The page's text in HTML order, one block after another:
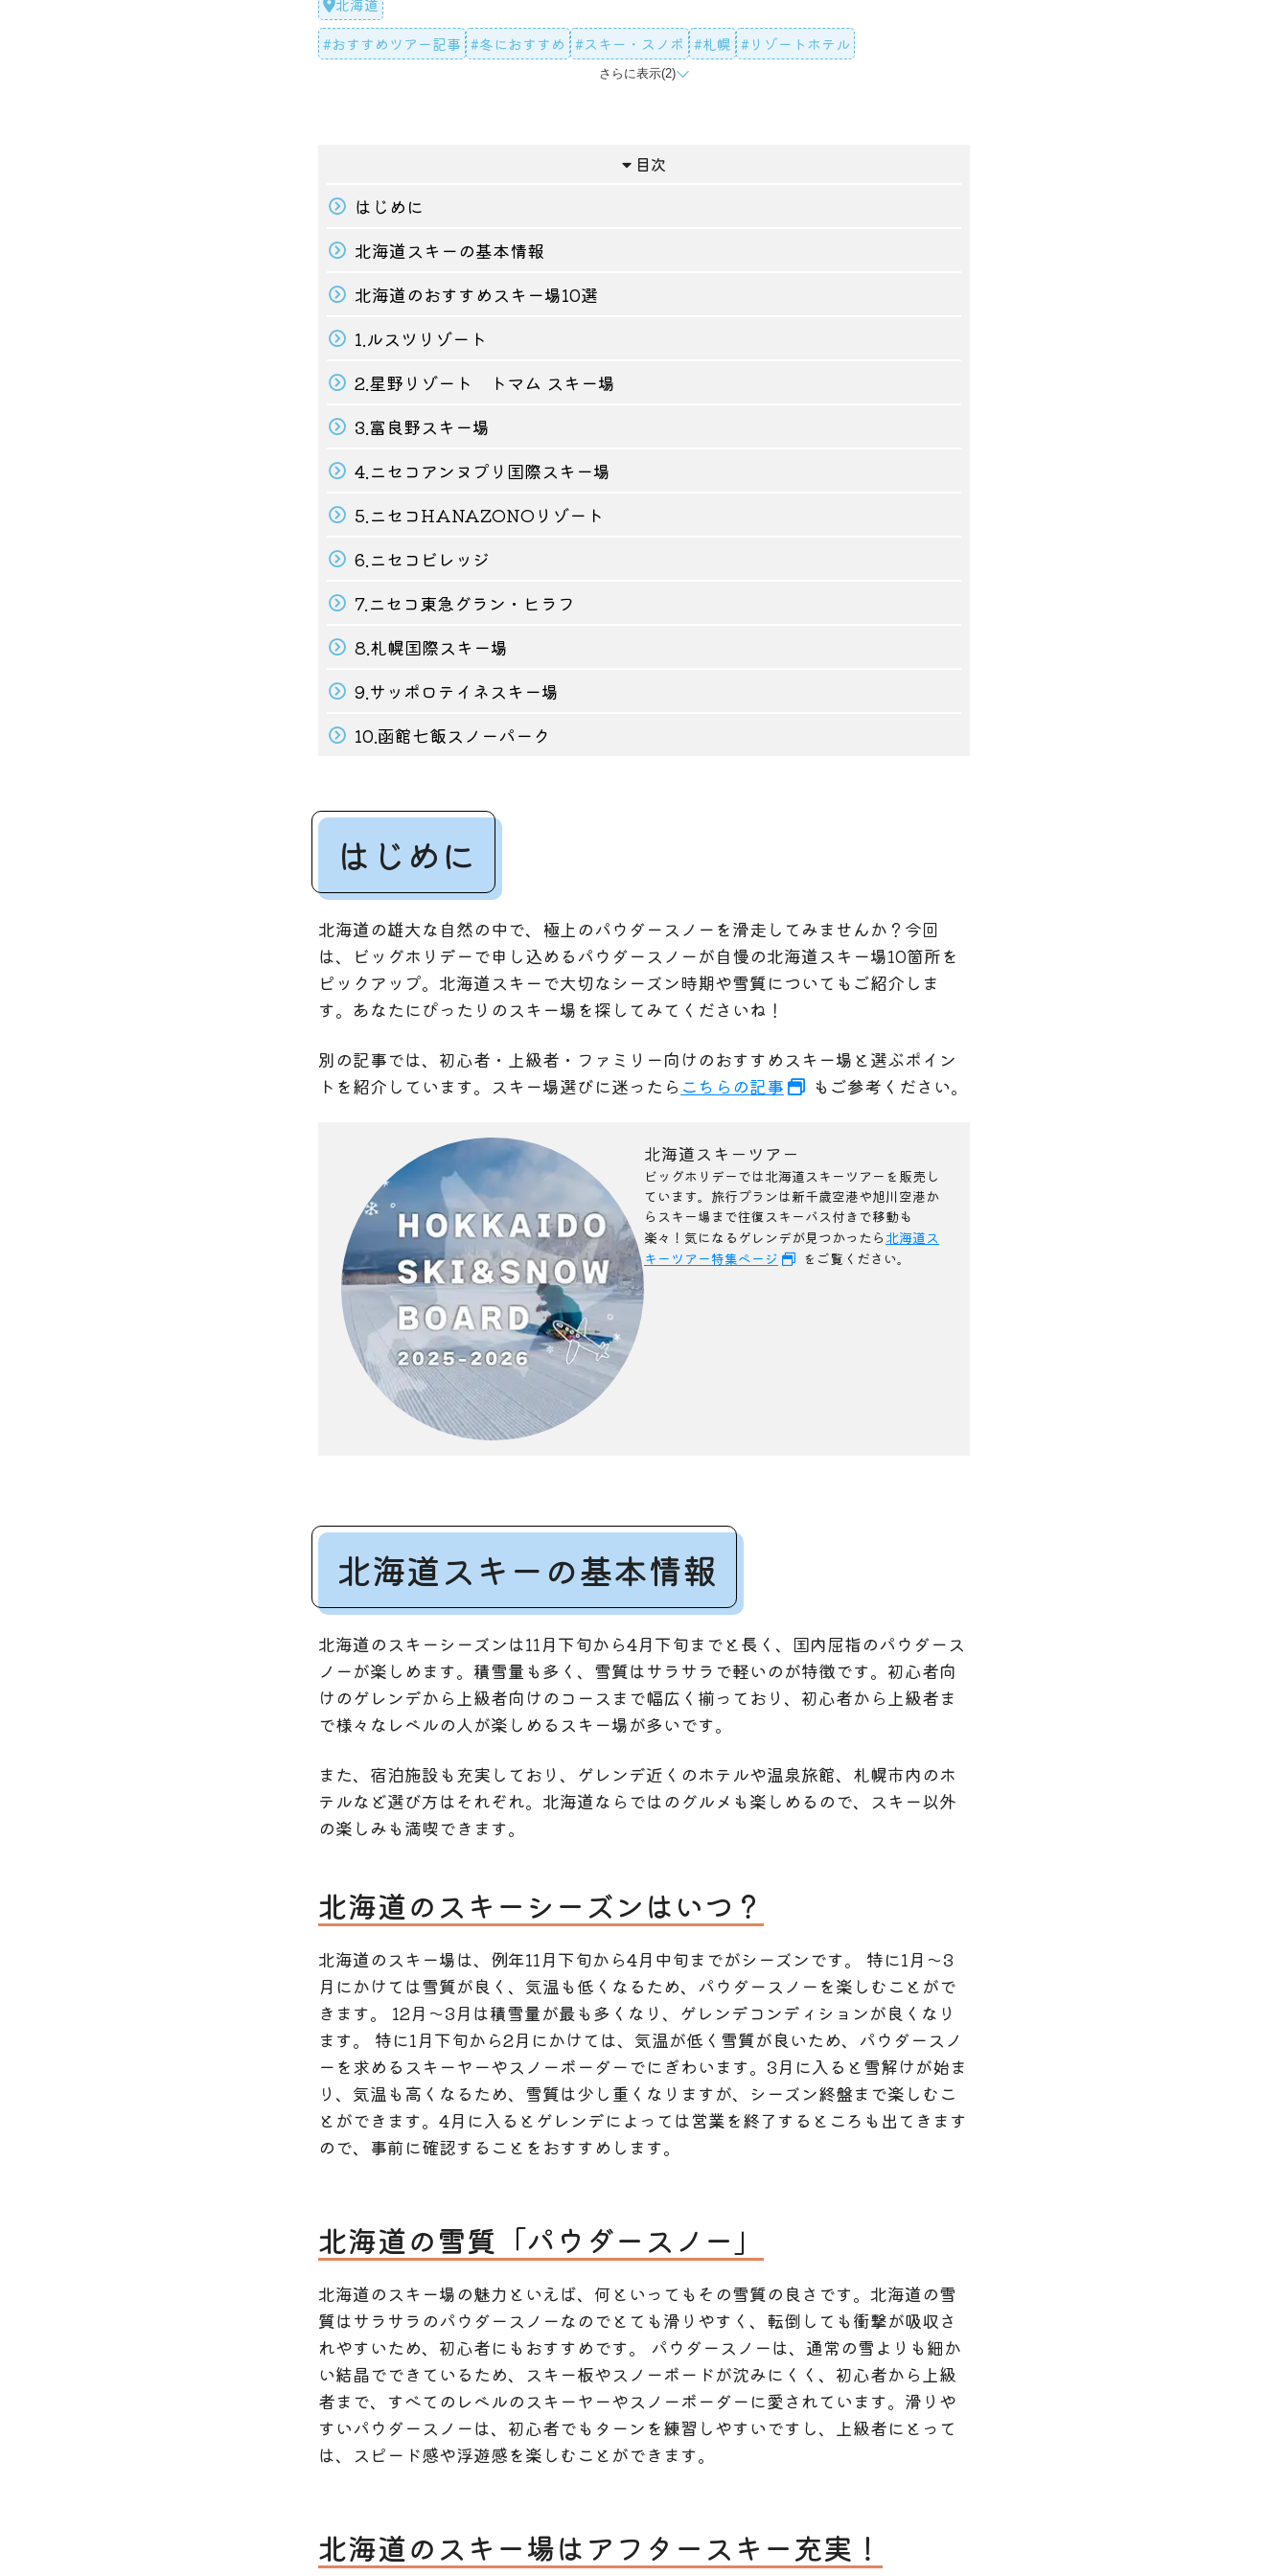
北海道
#おすすめツアー記事 #冬におすすめ #スキー・スノボ #札幌 #リゾートホテル
さらに表示(2)
目次
はじめに
北海道スキーの基本情報
北海道のおすすめスキー場10選
1.ルスツリゾート
2.星野リゾート トマム スキー場
3.富良野スキー場
4.ニセコアンヌプリ国際スキー場
5.ニセコHANAZONOリゾート
6.ニセコビレッジ
7.ニセコ東急グラン・ヒラフ
8.札幌国際スキー場
9.サッポロテイネスキー場
10.函館七飯スノーパーク
はじめに
北海道の雄大な自然の中で、極上のパウダースノーを滑走してみませんか？今回
は、ビッグホリデーで申し込めるパウダースノーが自慢の北海道スキー場10箇所を
ピックアップ。北海道スキーで大切なシーズン時期や雪質についてもご紹介しま
す。あなたにぴったりのスキー場を探してみてくださいね！
別の記事では、初心者・上級者・ファミリー向けのおすすめスキー場と選ぶポイン
トを紹介しています。スキー場選びに迷ったら こちらの記事 もご参考ください。
北海道スキーツアー
ビッグホリデーでは北海道スキーツアーを販売し
ています。旅行プランは新千歳空港や旭川空港か
らスキー場まで往復スキーバス付きで移動も
楽々！気になるゲレンデが見つかったら 北海道ス
キーツアー特集ページ
をご覧ください。
北海道スキーの基本情報
北海道のスキーシーズンは11月下旬から4月下旬までと長く、国内屈指のパウダース
ノーが楽しめます。積雪量も多く、雪質はサラサラで軽いのが特徴です。初心者向
けのゲレンデから上級者向けのコースまで幅広く揃っており、初心者から上級者ま
で様々なレベルの人が楽しめるスキー場が多いです。
また、宿泊施設も充実しており、ゲレンデ近くのホテルや温泉旅館、札幌市内のホ
テルなど選び方はそれぞれ。北海道ならではのグルメも楽しめるので、スキー以外
の楽しみも満喫できます。
北海道のスキーシーズンはいつ？
北海道のスキー場は、例年11月下旬から4月中旬までがシーズンです。 特に1月～3
月にかけては雪質が良く、気温も低くなるため、パウダースノーを楽しむことがで
きます。 12月～3月は積雪量が最も多くなり、ゲレンデコンディションが良くなり
ます。 特に1月下旬から2月にかけては、気温が低く雪質が良いため、パウダースノ
ーを求めるスキーヤーやスノーボーダーでにぎわいます。3月に入ると雪解けが始ま
り、気温も高くなるため、雪質は少し重くなりますが、シーズン終盤まで楽しむこ
とができます。4月に入るとゲレンデによっては営業を終了するところも出てきます
ので、事前に確認することをおすすめします。
北海道の雪質「パウダースノー」
北海道のスキー場の魅力といえば、何といってもその雪質の良さです。北海道の雪
質はサラサラのパウダースノーなのでとても滑りやすく、転倒しても衝撃が吸収さ
れやすいため、初心者にもおすすめです。 パウダースノーは、通常の雪よりも細か
い結晶でできているため、スキー板やスノーボードが沈みにくく、初心者から上級
者まで、すべてのレベルのスキーヤーやスノーボーダーに愛されています。滑りや
すいパウダースノーは、初心者でもターンを練習しやすいですし、上級者にとって
は、スピード感や浮遊感を楽しむことができます。
北海道のスキー場はアフタースキー充実！